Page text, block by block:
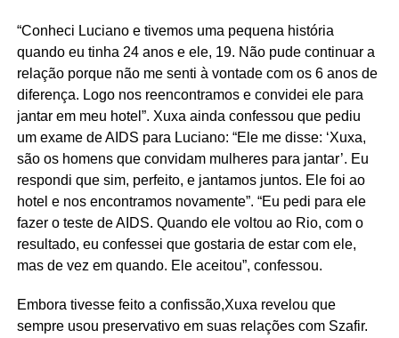
“Conheci Luciano e tivemos uma pequena história
quando eu tinha 24 anos e ele, 19. Não pude continuar a
relação porque não me senti à vontade com os 6 anos de
diferença. Logo nos reencontramos e convidei ele para
jantar em meu hotel”. Xuxa ainda confessou que pediu
um exame de AIDS para Luciano: “Ele me disse: ‘Xuxa,
são os homens que convidam mulheres para jantar’. Eu
respondi que sim, perfeito, e jantamos juntos. Ele foi ao
hotel e nos encontramos novamente”. “Eu pedi para ele
fazer o teste de AIDS. Quando ele voltou ao Rio, com o
resultado, eu confessei que gostaria de estar com ele,
mas de vez em quando. Ele aceitou”, confessou.
Embora tivesse feito a confissão,Xuxa revelou que
sempre usou preservativo em suas relações com Szafir.